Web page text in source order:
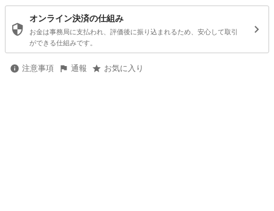
オンライン決済の仕組み
お金は事務局に支払われ、評価後に振り込まれるため、安心して取引
ができる仕組みです。
注意事項 通報 お気に入り